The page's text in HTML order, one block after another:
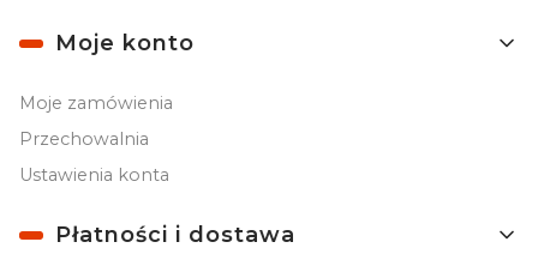
Moje konto
Moje zamówienia
Przechowalnia
Ustawienia konta
Płatności i dostawa